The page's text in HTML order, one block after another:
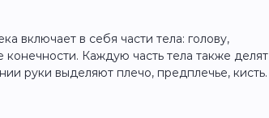
включает в себя части тела: голову,
Каждую часть тела также делят
руки выделяют плечо, предплечье, кисть.